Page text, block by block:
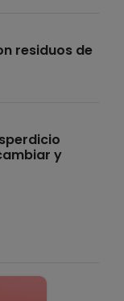
residuos de
y